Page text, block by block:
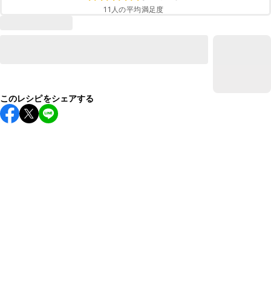
11 人の平均満足度
このレシピをシェアする